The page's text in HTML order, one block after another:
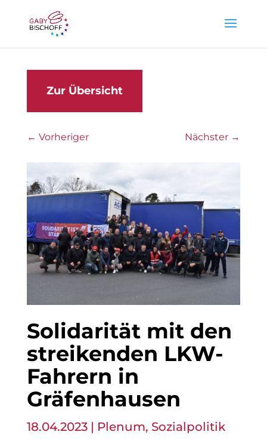
Zur Übersicht
← Vorheriger Nächster →
Solidarität mit den
streikenden LKW-
Fahrern in
Gräfenhausen
18.04.2023| Plenum, Sozialpolitik